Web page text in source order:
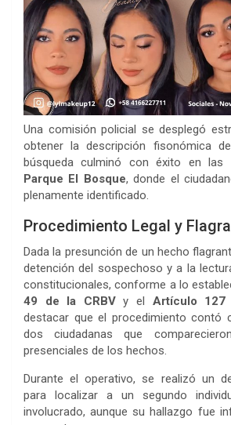
Una comisión policial se desplegó
obtener la descripción fisonómica
búsqueda culminó con éxito en las
Parque El Bosque, donde el
plenamente identificado.
Procedimiento Legal y
Dada la presunción de un hecho
detención del sospechoso y a la
constitucionales, conforme a lo
49 de la CRBVy el Artículo 127
destacar que el procedimiento contó
dos ciudadanas que
presenciales de los hechos.
Durante el operativo, se realizó un
para localizar a un segundo
involucrado, aunque su hallazgo fue